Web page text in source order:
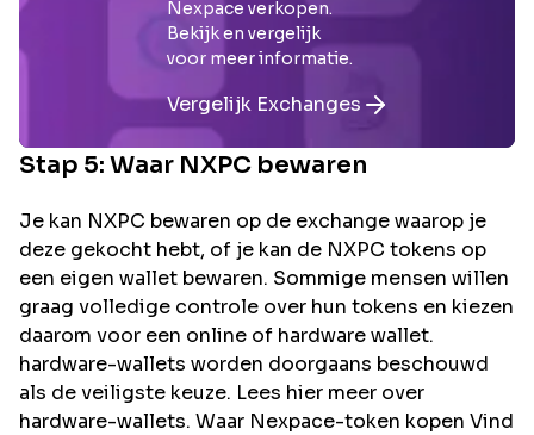
Nexpace verkopen.
Bekijk en vergelijk
voor meer informatie.
Vergelijk Exchanges
Stap 5: Waar NXPC bewaren
Je kan NXPC bewaren op de exchange waarop je
deze gekocht hebt, of je kan de NXPC tokens op
een eigen wallet bewaren. Sommige mensen willen
graag volledige controle over hun tokens en kiezen
daarom voor een online of hardware wallet.
hardware-wallets worden doorgaans beschouwd
als de veiligste keuze. Lees hier meer over
hardware-wallets. Waar Nexpace-token kopen Vind